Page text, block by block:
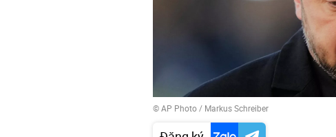
© AP Photo / Markus Schreiber